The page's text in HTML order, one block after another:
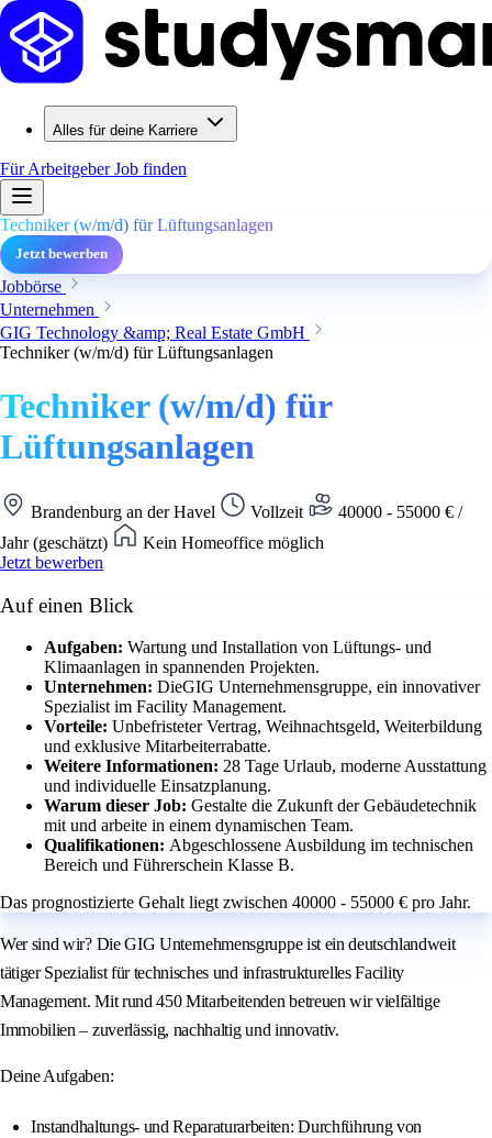
Alles für deine Karriere
Für ArbeitgeberJob finden
Techniker (w/m/d) für Lüftungsanlagen
Jetzt bewerben
Jobbörse
Unternehmen
GIG Technology &amp; Real Estate GmbH
Techniker (w/m/d) für Lüftungsanlagen
Techniker (w/m/d) für
Lüftungsanlagen
Brandenburg an der Havel Vollzeit
40000 - 55000 € /
Jahr (geschätzt)
Kein Homeoffice möglich
Jetzt bewerben
Auf einen Blick
Aufgaben: Wartung und Installation von Lüftungs- und
Klimaanlagen in spannenden Projekten.
Unternehmen: DieGIG Unternehmensgruppe, ein innovativer
Spezialist im Facility Management.
Vorteile: Unbefristeter Vertrag, Weihnachtsgeld, Weiterbildung
und exklusive Mitarbeiterrabatte.
Weitere Informationen: 28 Tage Urlaub, moderne Ausstattung
und individuelle Einsatzplanung.
Warum dieser Job: Gestalte die Zukunft der Gebäudetechnik
mit und arbeite in einem dynamischen Team.
Qualifikationen: Abgeschlossene Ausbildung im technischen
Bereich und Führerschein Klasse B.
Das prognostizierte Gehalt liegt zwischen 40000 - 55000 € pro Jahr.
Wer sind wir? Die GIG Unternehmensgruppe ist ein deutschlandweit
tätiger Spezialist für technisches und infrastrukturelles Facility
Management. Mit rund 450 Mitarbeitenden betreuen wir vielfältige
Immobilien – zuverlässig, nachhaltig und innovativ.
Deine Aufgaben:
Instandhaltungs- und Reparaturarbeiten: Durchführung von